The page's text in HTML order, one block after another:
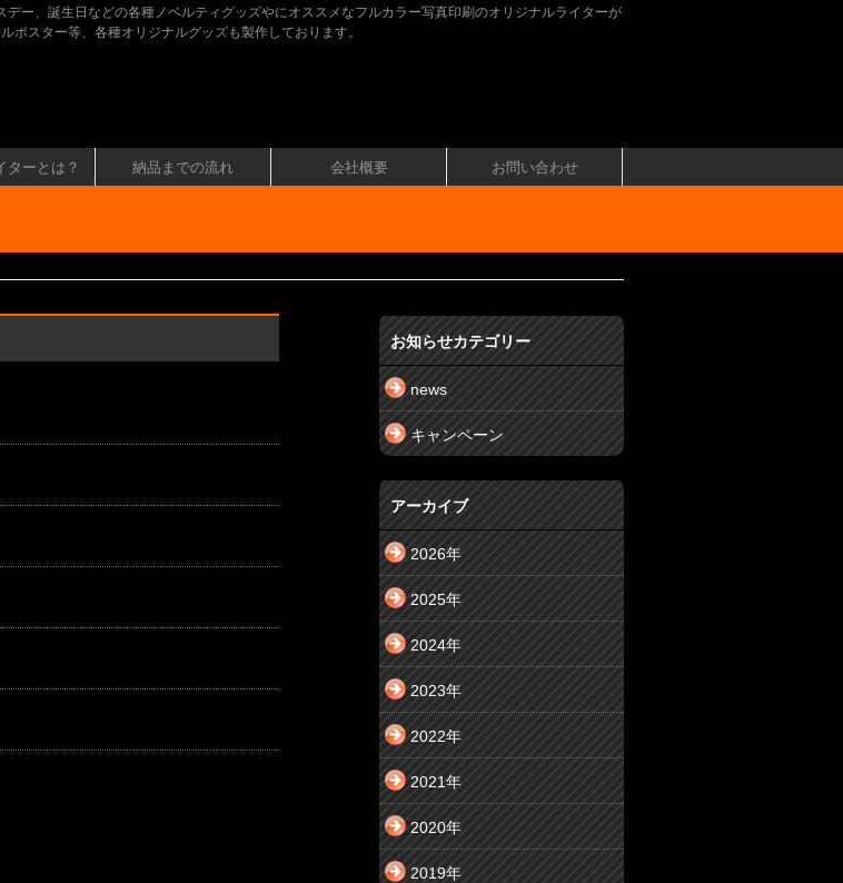
ー、誕生日などの各種ノベルティグッズやにオススメなフルカラー写真印刷のオリジナルライターが
スター等、各種オリジナルグッズも製作しております。
ターとは？ 納品までの流れ 会社概要 お問い合わせ
お知らせカテゴリー
news
キャンペーン
アーカイブ
2026年
2025年
2024年
2023年
2022年
2021年
2020年
2019年